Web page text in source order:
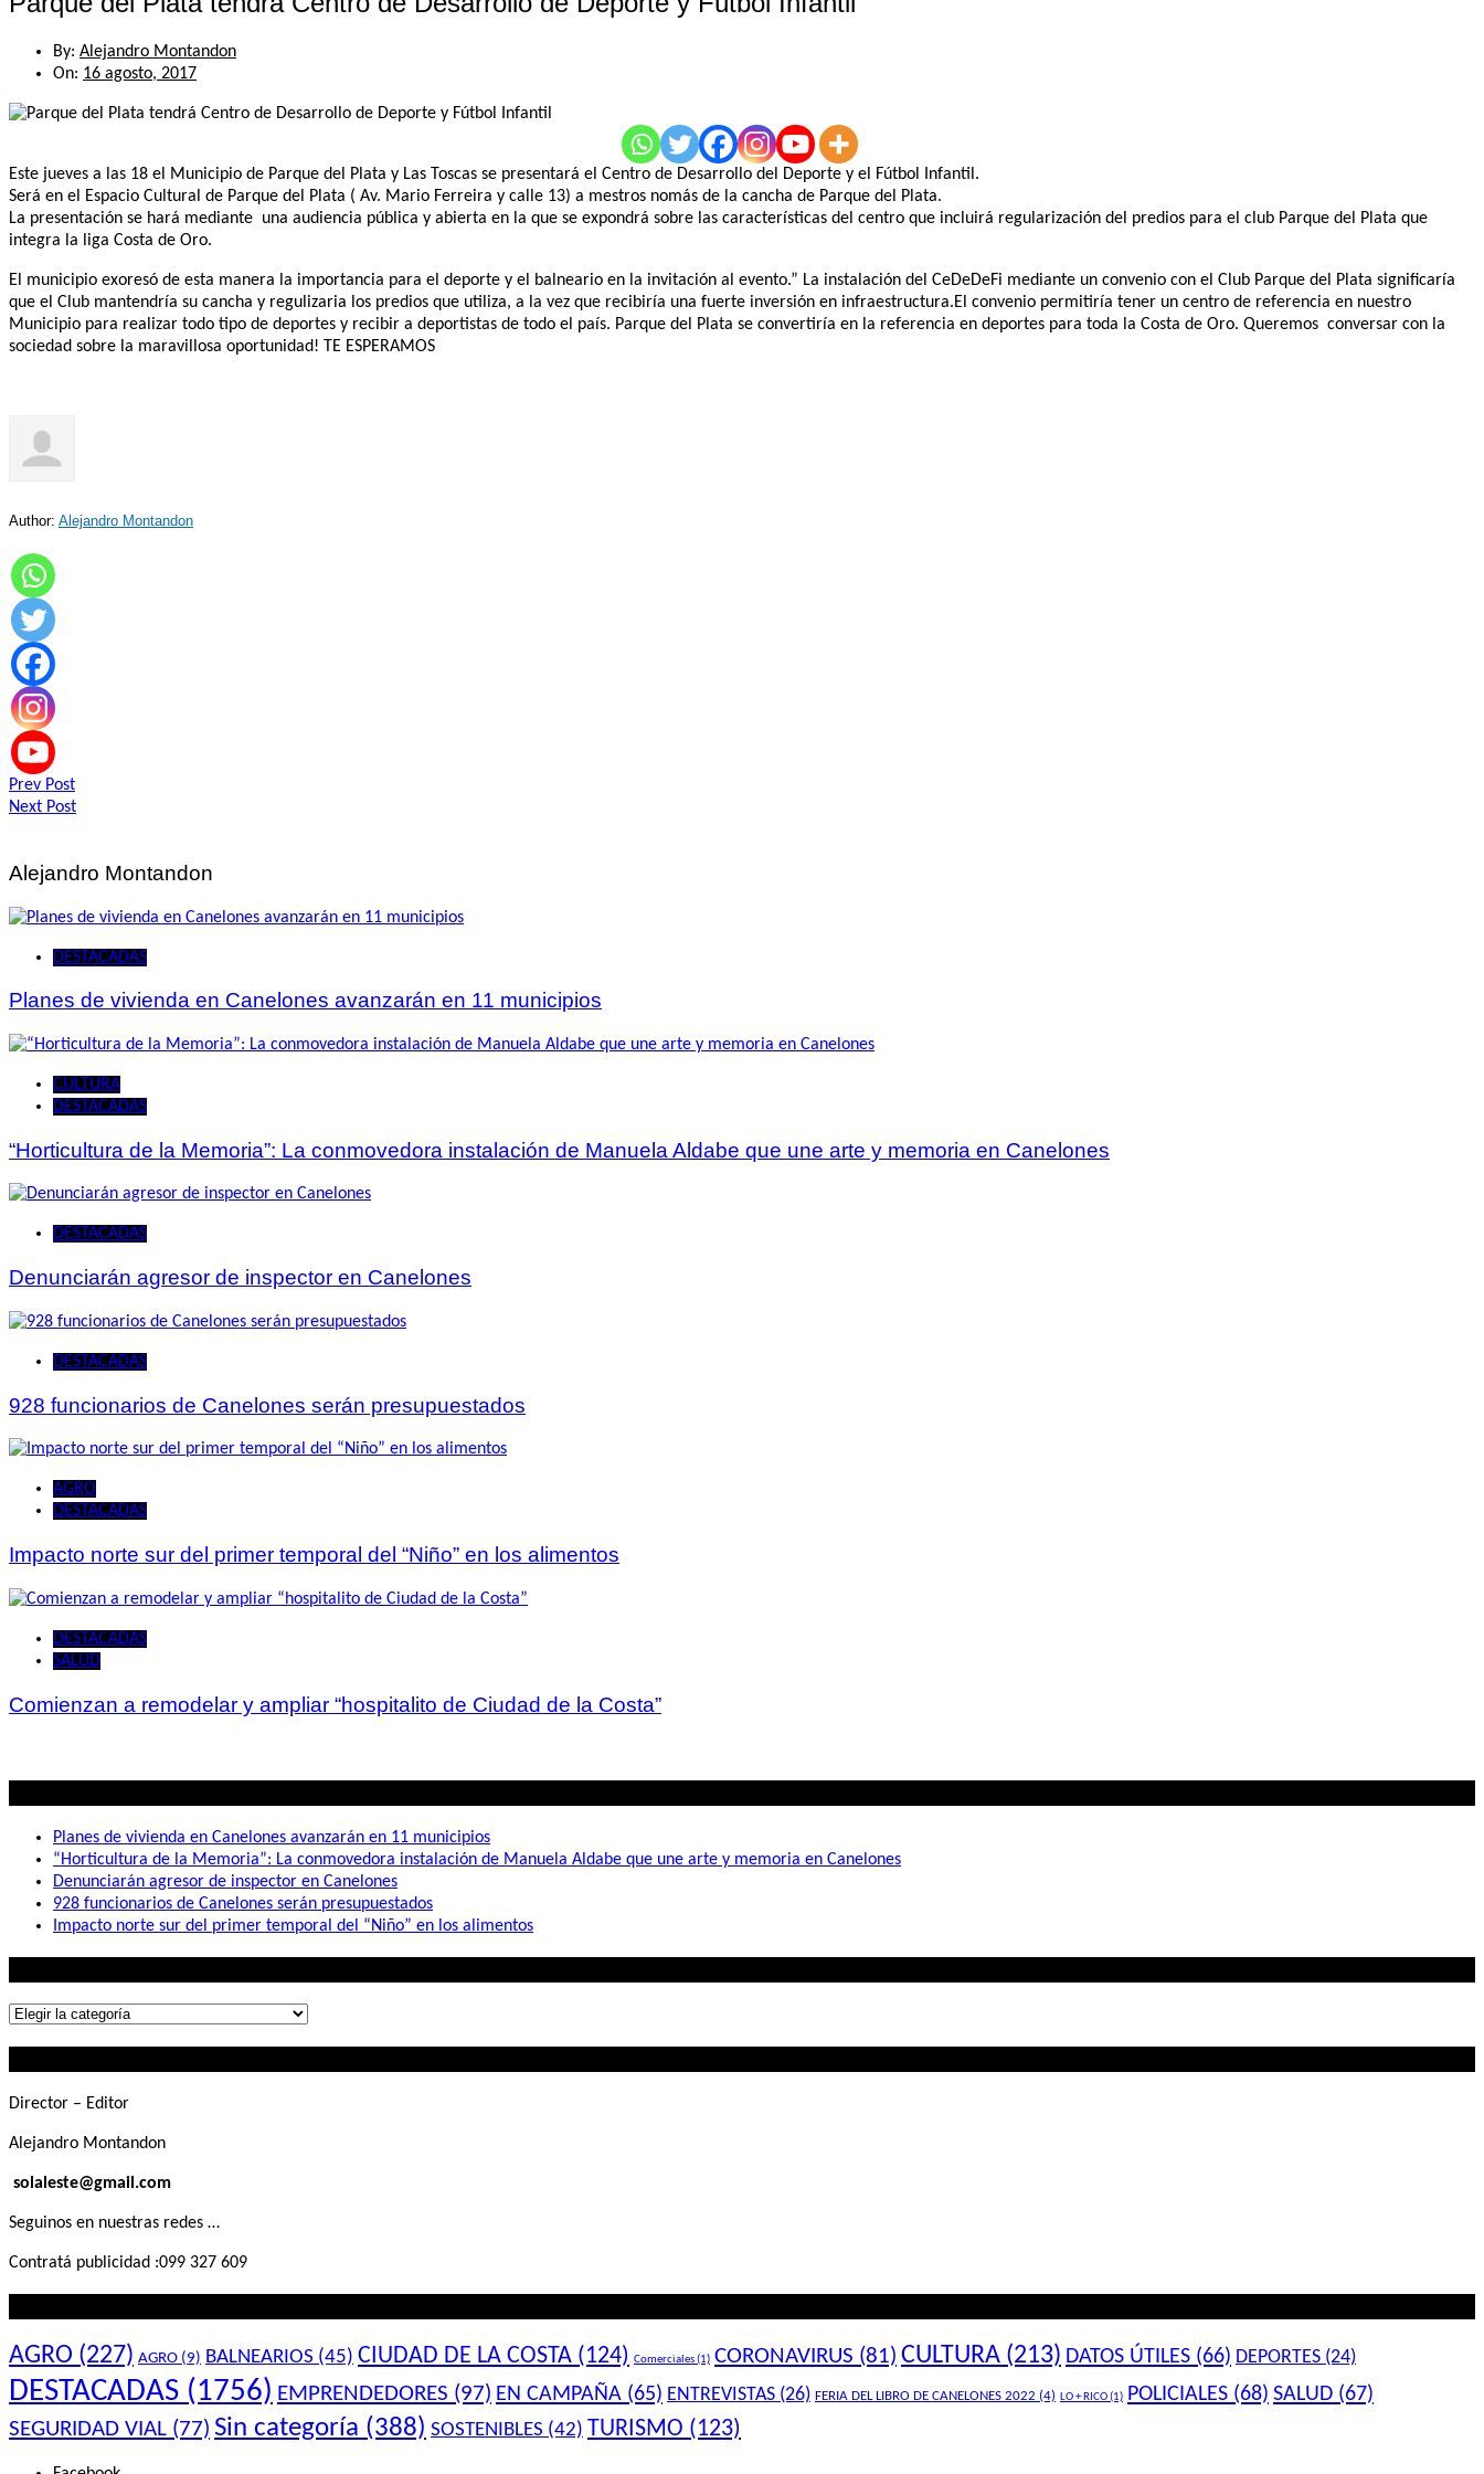
By: Alejandro Montandon
On: 16 agosto, 2017
Este jueves a las 18 el Municipio de Parque del Plata y Las Toscas se presentará el Centro de Desarrollo del Deporte y el Fútbol Infantil.
Será en el Espacio Cultural de Parque del Plata ( Av. Mario Ferreira y calle 13) a mestros nomás de la cancha de Parque del Plata.
La presentación se hará mediante una audiencia pública y abierta en la que se expondrá sobre las características del centro que incluirá regularización del predios para el club Parque del Plata que
integra la liga Costa de Oro.
El municipio exoresó de esta manera la importancia para el deporte y el balneario en la invitación al evento.” La instalación del CeDeDeFi mediante un convenio con el Club Parque del Plata significaría
que el Club mantendría su cancha y regulizaria los predios que utiliza, a la vez que recibiría una fuerte inversión en infraestructura.El convenio permitiría tener un centro de referencia en nuestro
Municipio para realizar todo tipo de deportes y recibir a deportistas de todo el país. Parque del Plata se convertiría en la referencia en deportes para toda la Costa de Oro. Queremos conversar con la
sociedad sobre la maravillosa oportunidad! TE ESPERAMOS
Author: Alejandro Montandon
Navegación
de
Prev Post
Next Post
Alejandro Montandon
DESTACADAS
Planes de vivienda en Canelones avanzarán en 11 municipios
CULTURA
DESTACADAS
“Horticultura de la Memoria”: La conmovedora instalación de Manuela Aldabe que une arte y memoria en Canelones
DESTACADAS
Denunciarán agresor de inspector en Canelones
DESTACADAS
928 funcionarios de Canelones serán presupuestados
AGRO
DESTACADAS
Impacto norte sur del primer temporal del “Niño” en los alimentos
DESTACADAS
SALUD
Comienzan a remodelar y ampliar “hospitalito de Ciudad de la Costa”
Planes de vivienda en Canelones avanzarán en 11 municipios
“Horticultura de la Memoria”: La conmovedora instalación de Manuela Aldabe que une arte y memoria en Canelones
Denunciarán agresor de inspector en Canelones
928 funcionarios de Canelones serán presupuestados
Impacto norte sur del primer temporal del “Niño” en los alimentos
Lo
Director – Editor
Alejandro Montandon
solaleste@gmail.com
Seguinos en nuestras redes …
Contratá publicidad :099 327 609
AGRO (227) AGRO (9) BALNEARIOS (45) CIUDAD DE LA COSTA (124) Comerciales(1) CORONAVIRUS (81) CULTURA (213) DATOS ÚTILES (66) DEPORTES (24)
DESTACADAS (1756) EMPRENDEDORES (97) EN CAMPAÑA (65) ENTREVISTAS (26) FERIA DEL LIBRO DE CANELONES 2022 (4) LO + RICO(1) POLICIALES (68) SALUD (67)
SEGURIDAD VIAL (77) Sin categoría (388) SOSTENIBLES (42) TURISMO (123)